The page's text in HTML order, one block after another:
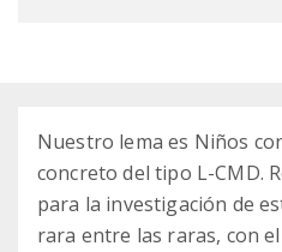
Nuestro lema es Niños
concreto del tipo L-CMD.
para la investigación de
rara entre las raras, con